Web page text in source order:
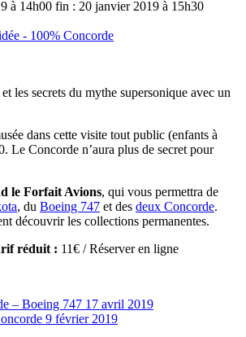
à 14h00 fin : 20 janvier 2019 à 15h30
- 100% Concorde
les secrets du mythe supersonique avec un
dans cette visite tout public (enfants à
Le Concorde n’aura plus de secret pour
le Forfait Avions, qui vous permettra de
, du Boeing 747 et des deux Concorde.
découvrir les collections permanentes.
réduit : 11€ / Réserver en ligne
– Boeing 747 17 avril 2019
9 février 2019